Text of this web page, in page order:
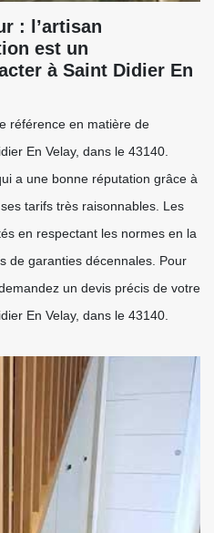
: l’artisan
est un
à Saint Didier En
référence en matière de
En Velay, dans le 43140.
a une bonne réputation grâce à
tarifs très raisonnables. Les
en respectant les normes en la
de garanties décennales. Pour
un devis précis de votre
En Velay, dans le 43140.